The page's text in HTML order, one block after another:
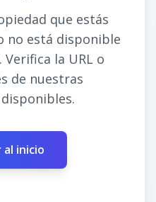
que estás
no está disponible
la URL o
de nuestras
al inicio